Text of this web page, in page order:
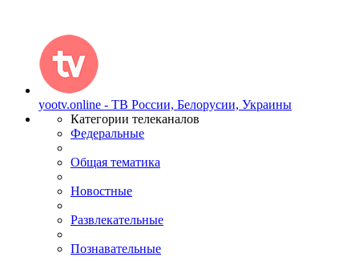
yootv.online - ТВ России, Белорусии, Украины
Категории телеканалов
Федеральные
Общая тематика
Новостные
Развлекательные
Познавательные